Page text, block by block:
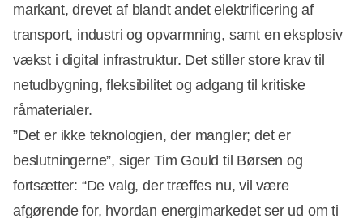
markant, drevet af blandt andet elektrificering af
transport, industri og opvarmning, samt en eksplosiv
vækst i digital infrastruktur. Det stiller store krav til
netudbygning, fleksibilitet og adgang til kritiske
råmaterialer.
”Det er ikke teknologien, der mangler; det er
beslutningerne”, siger Tim Gould til Børsen og
fortsætter: “De valg, der træffes nu, vil være
afgørende for, hvordan energimarkedet ser ud om ti